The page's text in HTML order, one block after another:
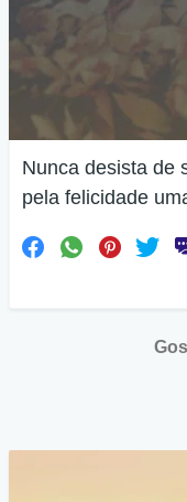
Nunca desista de
pela felicidade